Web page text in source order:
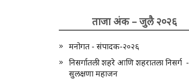
ताजा अंक – जुलै २०२६
मनोगत - संपादक-२०२६
निसर्गातली शहरे आणि शहरातला निसर्ग -
सुलक्षणा महाजन